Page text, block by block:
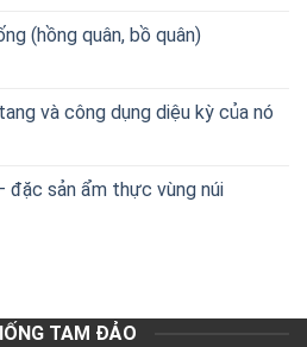
(hồng quân, bồ quân)
và công dụng diệu kỳ của nó
đặc sản ẩm thực vùng núi
TAM ĐẢO